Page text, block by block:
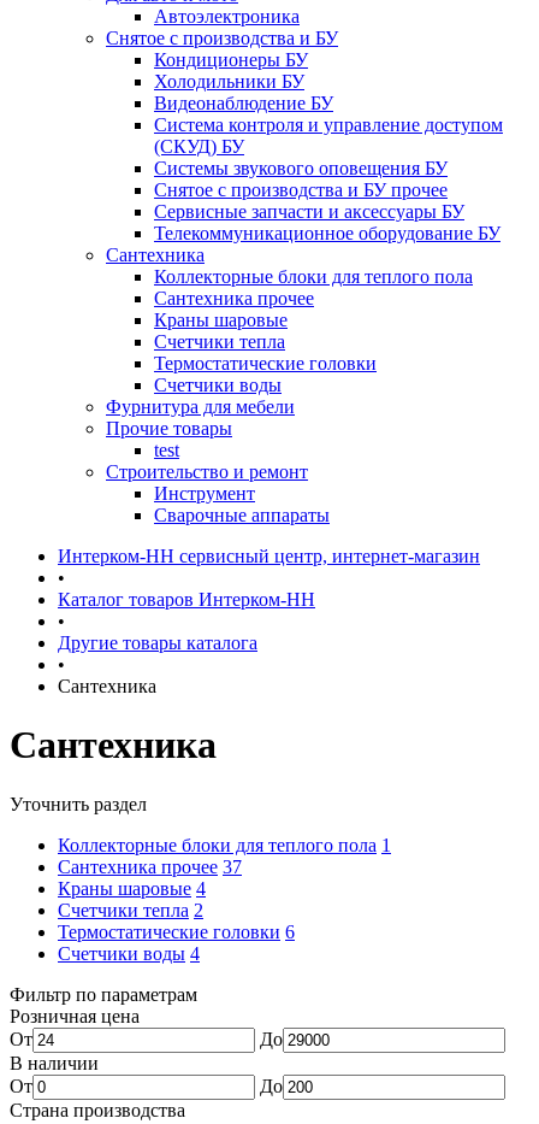
Автоэлектроника
Снятое с производства и БУ
Кондиционеры БУ
Холодильники БУ
Видеонаблюдение БУ
Система контроля и управление доступом
(СКУД) БУ
Системы звукового оповещения БУ
Снятое с производства и БУ прочее
Сервисные запчасти и аксессуары БУ
Телекоммуникационное оборудование БУ
Сантехника
Коллекторные блоки для теплого пола
Сантехника прочее
Краны шаровые
Счетчики тепла
Термоcтатические головки
Счетчики воды
Фурнитура для мебели
Прочие товары
test
Строительство и ремонт
Инструмент
Сварочные аппараты
Интерком-НН сервисный центр, интернет-магазин
•
Каталог товаров Интерком-НН
•
Другие товары каталога
•
Сантехника
Сантехника
Уточнить раздел
Коллекторные блоки для теплого пола 1
Сантехника прочее 37
Краны шаровые 4
Счетчики тепла 2
Термоcтатические головки 6
Счетчики воды 4
Фильтр по параметрам
Розничная цена
От
До
В наличии
От
До
Страна производства